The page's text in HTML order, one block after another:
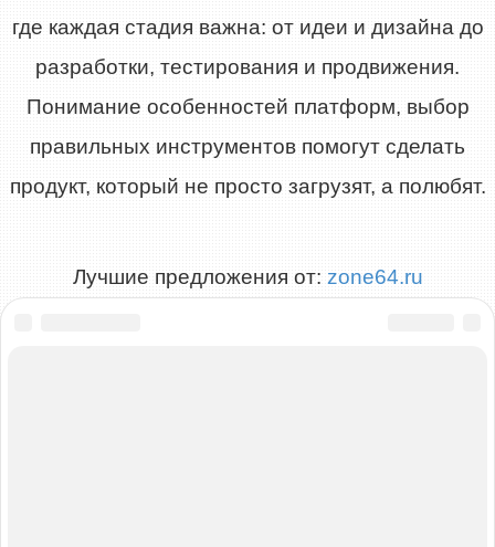
где каждая стадия важна: от идеи и дизайна до
разработки, тестирования и продвижения.
Понимание особенностей платформ, выбор
правильных инструментов помогут сделать
продукт, который не просто загрузят, а полюбят.
Лучшие предложения от: zone64.ru